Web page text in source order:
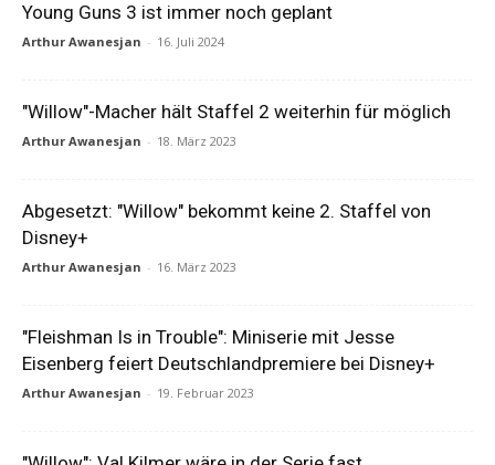
Young Guns 3 ist immer noch geplant
Arthur Awanesjan - 16. Juli 2024
"Willow"-Macher hält Staffel 2 weiterhin für möglich
Arthur Awanesjan - 18. März 2023
Abgesetzt: "Willow" bekommt keine 2. Staffel von
Disney+
Arthur Awanesjan - 16. März 2023
"Fleishman Is in Trouble": Miniserie mit Jesse
Eisenberg feiert Deutschlandpremiere bei Disney+
Arthur Awanesjan - 19. Februar 2023